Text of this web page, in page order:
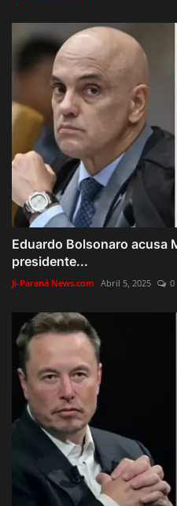
Eduardo Bolsonaro acusa
presidente...
Ji-Paraná News.com Abril 5, 2025 0